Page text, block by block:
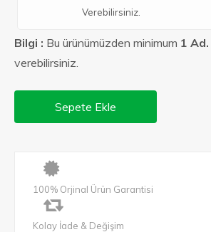
Verebilirsiniz.
Bilgi : Bu ürünümüzden minimum 1 Ad.
verebilirsiniz.
Sepete Ekle
100% Orjinal Ürün Garantisi
Kolay İade & Değişim